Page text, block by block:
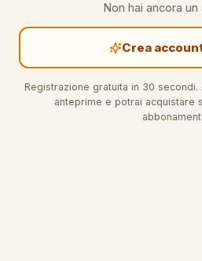
Non hai ancora un
Crea
Registrazione gratuita in 30
anteprime e potrai acquistare